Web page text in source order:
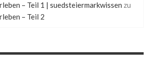
– Teil 1 | suedsteiermarkwissen zu
– Teil 2